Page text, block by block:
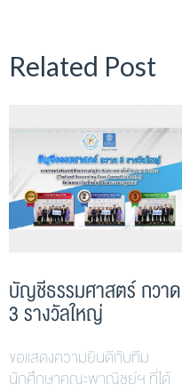
Related Post
บัญชีธรรมศาสตร์ กวาด
3 รางวัลใหญ่
ขอแสดงความยินดีกับทีม
นักศึกษาคณะพาณิชย์ฯ ที่ได้